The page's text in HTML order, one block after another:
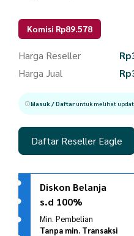
Komisi Rp89.578
Harga Reseller Rp
Harga Jual
Rp
Masuk / Daftaruntuk melihat
Daftar Reseller Eagle
Diskon Belanja
s.d 100%
Min. Pembelian
Tanpa min. Transaksi